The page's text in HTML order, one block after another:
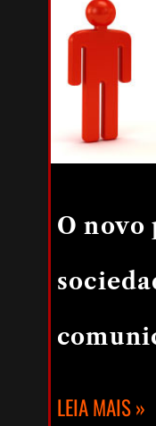
O
LEIA MAIS »